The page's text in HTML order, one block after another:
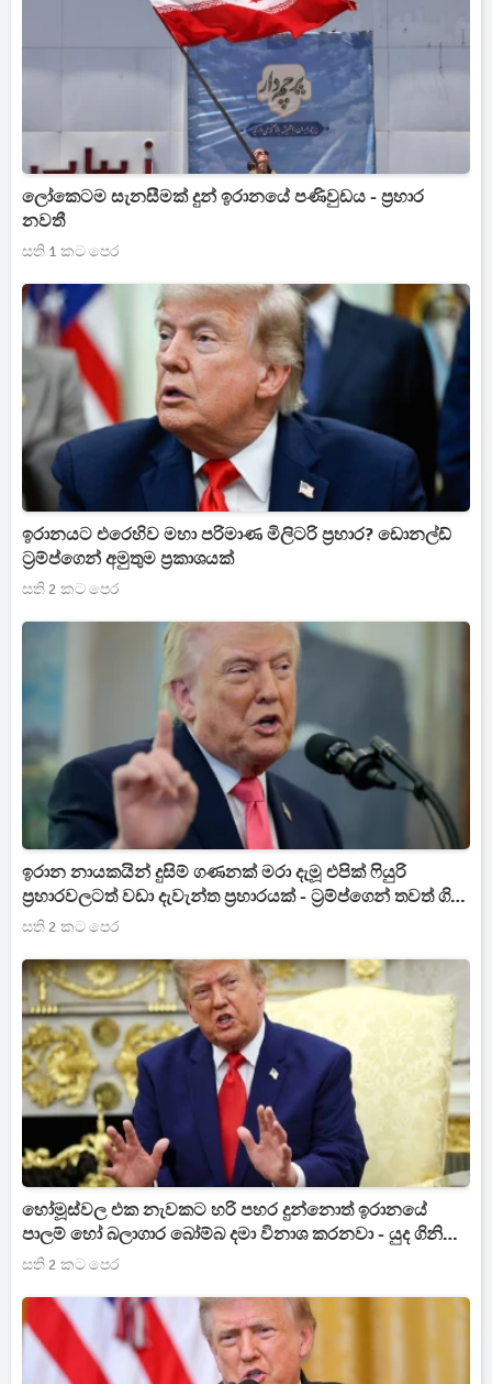
ලෝකෙටම සැනසීමක් දුන් ඉරානයේ පණිවුඩය - ප්‍රහාර
නවතී
සති 1 කට පෙර
ඉරානයට එරෙහිව මහා පරිමාණ මිලිටරි ප්‍රහාර? ඩොනල්ඩ්
ට්‍රම්ප්ගෙන් අමුතුම ප්‍රකාශයක්
සති 2 කට පෙර
ඉරාන නායකයින් දුසිම් ගණනක් මරා දැමූ එපික් ෆියුරි
ප්‍රහාරවලටත් වඩා දැවැන්ත ප්‍රහාරයක් - ට්‍රම්ප්ගෙන් තවත් ගිනි
ගෙඩියක්
සති 2 කට පෙර
හෝමූස්වල එක නැවකට හරි පහර දුන්නොත් ඉරානයේ
පාලම් හෝ බලාගාර බෝම්බ දමා විනාශ කරනවා - යුද ගිනි
මැද ට්‍රම්ප්ගෙන් සටහනක්
සති 2 කට පෙර